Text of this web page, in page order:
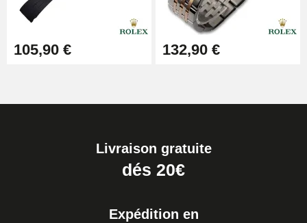
105,90 € 132,90 €
Livraison gratuite
dés 20€
Expédition en